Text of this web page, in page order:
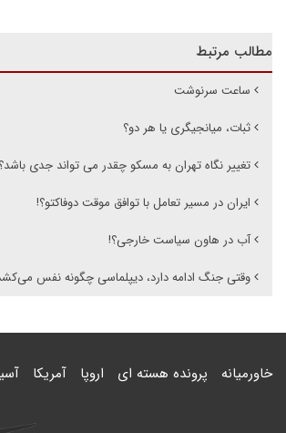
مطالب مرتبط
ساعت سرنوشت
ثبات، میانجیگری یا هر دو؟
تغییر نگاه تهران به مسکو چقدر می تواند جدی باشد؟
ایران در مسیر تعامل با توافق موقت دوفاکتو؟!
آب در هاون سیاست خارجی؟!
وقتی جنگ ادامه دارد، دیپلماسی چگونه نفس
خاورمیانه پرونده هسته ای اروپا آمریکا